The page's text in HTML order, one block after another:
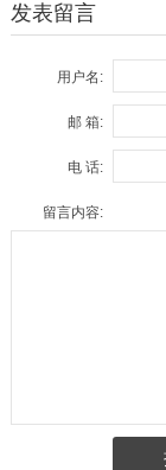
发表留言
用户名:
邮 箱:
电 话:
留言内容: